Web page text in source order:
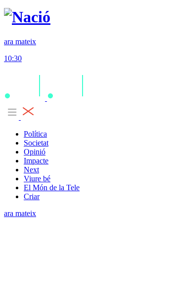
ara mateix
10:30
Política
Societat
Opinió
Impacte
Next
Viure bé
El Món de la Tele
Criar
ara mateix